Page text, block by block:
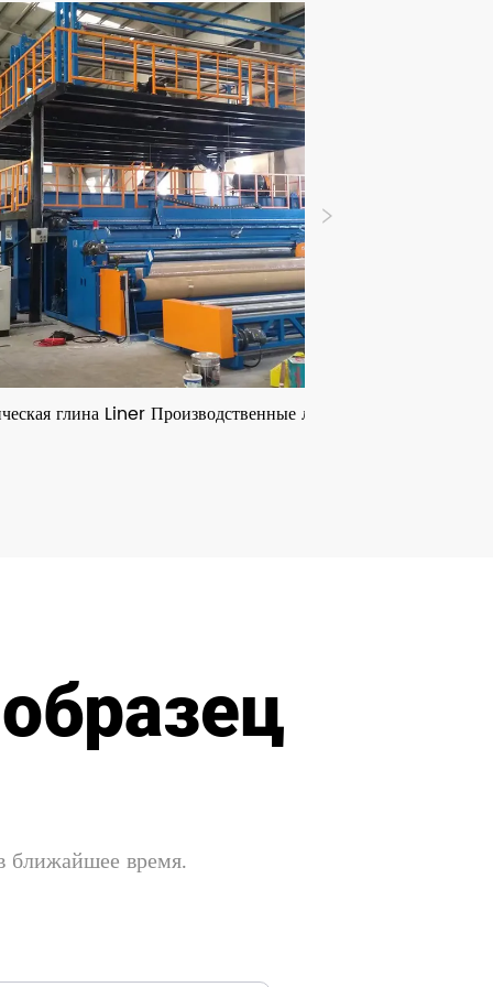
глина Liner Производственные линии
ближайшее время.